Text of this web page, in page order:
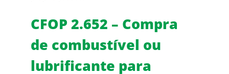
CFOP 2.652 – Compra
de combustível ou
lubrificante para